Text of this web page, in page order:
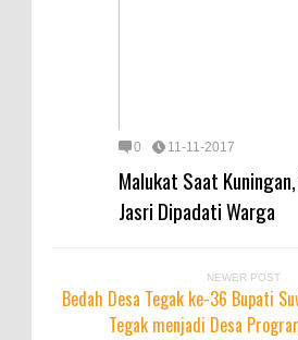
0 11-11-2017
Malukat Saat
Jasri Dipadati Warga
NEWER POST
Bedah Desa Tegak ke-36 Bupati
Tegak menjadi Desa